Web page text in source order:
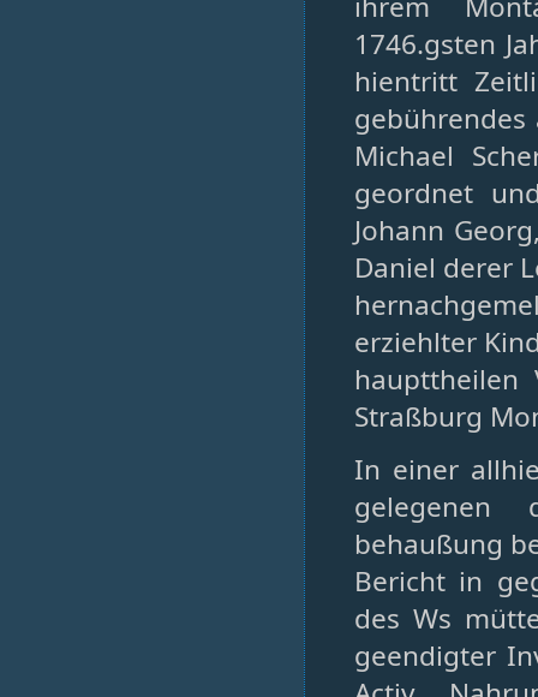
1746.gsten
hientritt
gebührendes
Michael
geordnet
Johann
Daniel derer
erziehlter
haupttheilen
Straßburg
In einer
gelegenen
behaußung
Bericht in
des Ws
geendigter